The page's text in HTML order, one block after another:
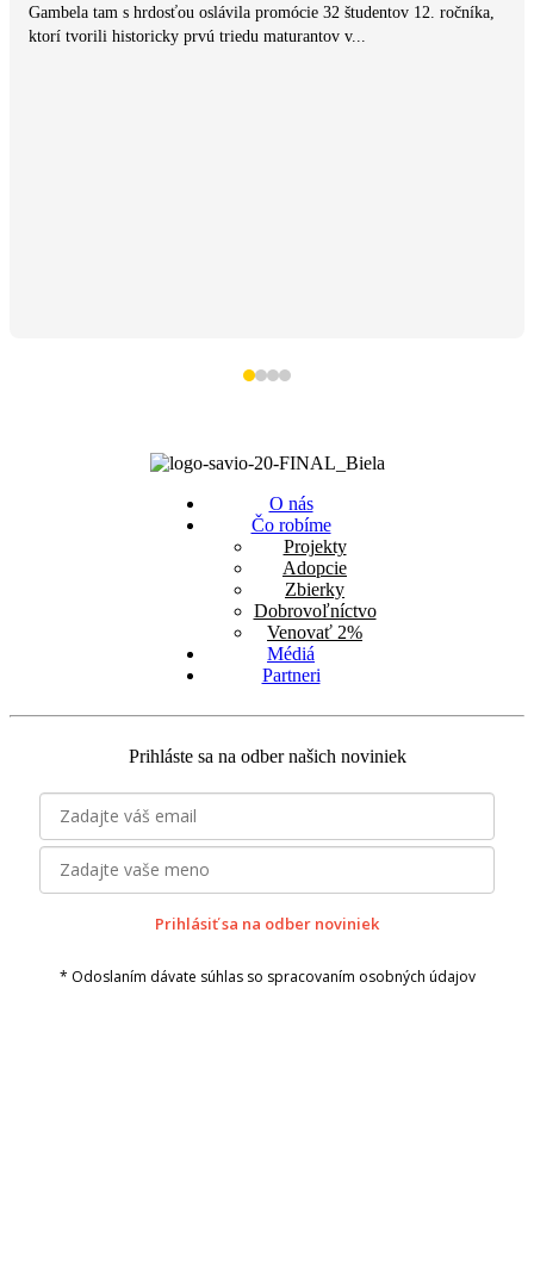
Gambela tam s hrdosťou oslávila promócie 32 študentov 12. ročníka,
ktorí tvorili historicky prvú triedu maturantov v...
O nás
Čo robíme
Projekty
Adopcie
Zbierky
Dobrovoľníctvo
Venovať 2%
Médiá
Partneri
Prihláste sa na odber našich noviniek
Prihlásiť sa na odber noviniek
* Odoslaním dávate súhlas so spracovaním osobných údajov